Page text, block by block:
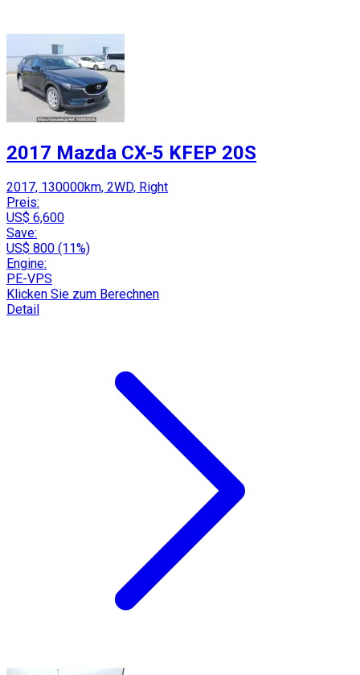
2017 Mazda CX-5 KFEP 20S
2017, 130000km, 2WD, Right
Preis:
US$ 6,600
Save:
US$ 800 (11%)
Engine:
PE-VPS
Klicken Sie zum Berechnen
Detail